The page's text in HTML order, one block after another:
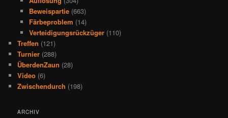
Beweispartie(663)
Färbeproblem (14)
Verteidigungsrückzüger(110)
Treffen (121)
Turnier (288)
ÜberdenZaun (28)
Video (6)
Zwischendurch (198)
ARCHIV